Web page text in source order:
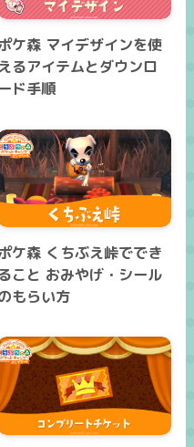
ケ森 マイデザインを使
えるアイテムとダウンロ
ド手順
ケ森 くちぶえ峠ででき
ること おみやげ・シール
もらい方